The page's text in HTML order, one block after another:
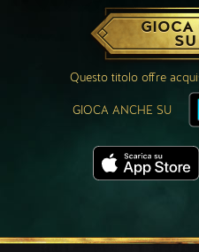
GIOCA
Questo titolo offre
GIOCA ANCHE SU